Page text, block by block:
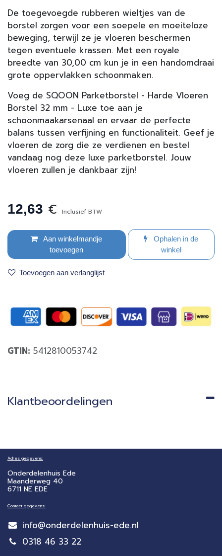
De toegevoegde rubberen wieltjes van de
borstel zorgen voor een soepele en moeiteloze
beweging, terwijl ze je vloeren beschermen
tegen eventuele krassen. Met een royale
breedte van 30,00 cm kun je in een handomdraai
grote oppervlakken schoonmaken.
Voeg de SQOON Parketborstel - Harde Vloeren
Borstel 32 mm - Luxe toe aan je
schoonmaakarsenaal en ervaar de perfecte
balans tussen verfijning en functionaliteit. Geef je
vloeren de zorg die ze verdienen en bestel
vandaag nog deze luxe parketborstel. Jouw
vloeren zullen je dankbaar zijn!
12,63 € Inclusief BTW
Aan winkelmandje
toevoegen
Ophalen in de
winkel
Toevoegen aan verlanglijst
GTIN: 5412810053742
Klantbeoordelingen
Adres gegevens:
Onderdelenhuis Ede
Maanderweg 40
6711 NE EDE
Contact gegevens:
info@onderdelenhuis-ede.nl
0318 46 33 22